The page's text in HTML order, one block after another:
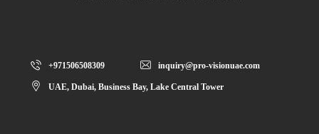
+971506508309 inquiry@pro-visionuae.com
UAE, Dubai, Business Bay, Lake Central Tower